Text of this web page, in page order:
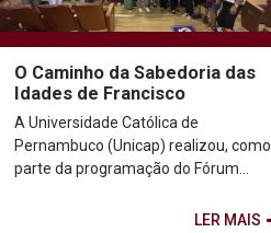
O Caminho da Sabedoria das
Idades de Francisco
A Universidade Católica de
Pernambuco (Unicap) realizou, como
parte da programação do Fórum
LER MAIS